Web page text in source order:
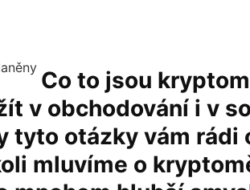
Co to jsou
v obchodování i v
tyto otázky vám rádi
mluvíme o